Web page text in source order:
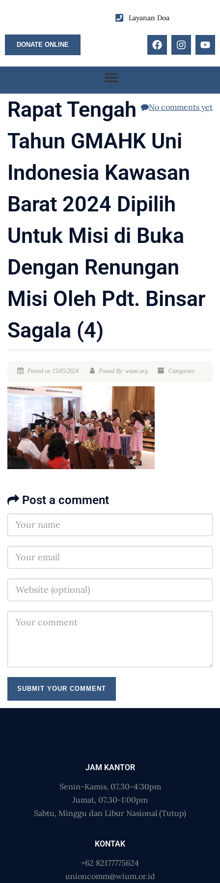
Layanan Doa
DONATE ONLINE
No comments yet
Rapat Tengah
Tahun GMAHK Uni
Indonesia Kawasan
Barat 2024 Dipilih
Untuk Misi di Buka
Dengan Renungan
Misi Oleh Pdt. Binsar
Sagala (4)
Posted on 15/05/2024 Posted By: wium.org Categories:
Post a comment
JAM KANTOR
Senin-Kamis, 07.30-4:30pm
Jumat, 07.30-1:00pm
Sabtu, Minggu dan Libur Nasional (Tutup)
KONTAK
+62 82177775624
unioncomm@wium.or.id